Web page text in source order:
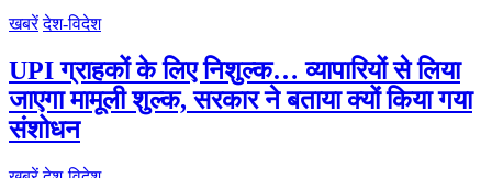
खबरें देश-विदेश
UPI ग्राहकों के लिए निशुल्क… व्यापारियों से लिया
जाएगा मामूली शुल्क, सरकार ने बताया क्यों किया गया
संशोधन